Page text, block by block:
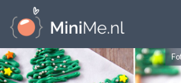
ZWANGER WORDEN